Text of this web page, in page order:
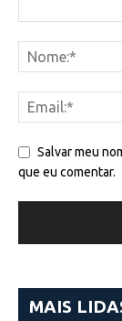
Salvar meu
que eu comentar.
MAIS